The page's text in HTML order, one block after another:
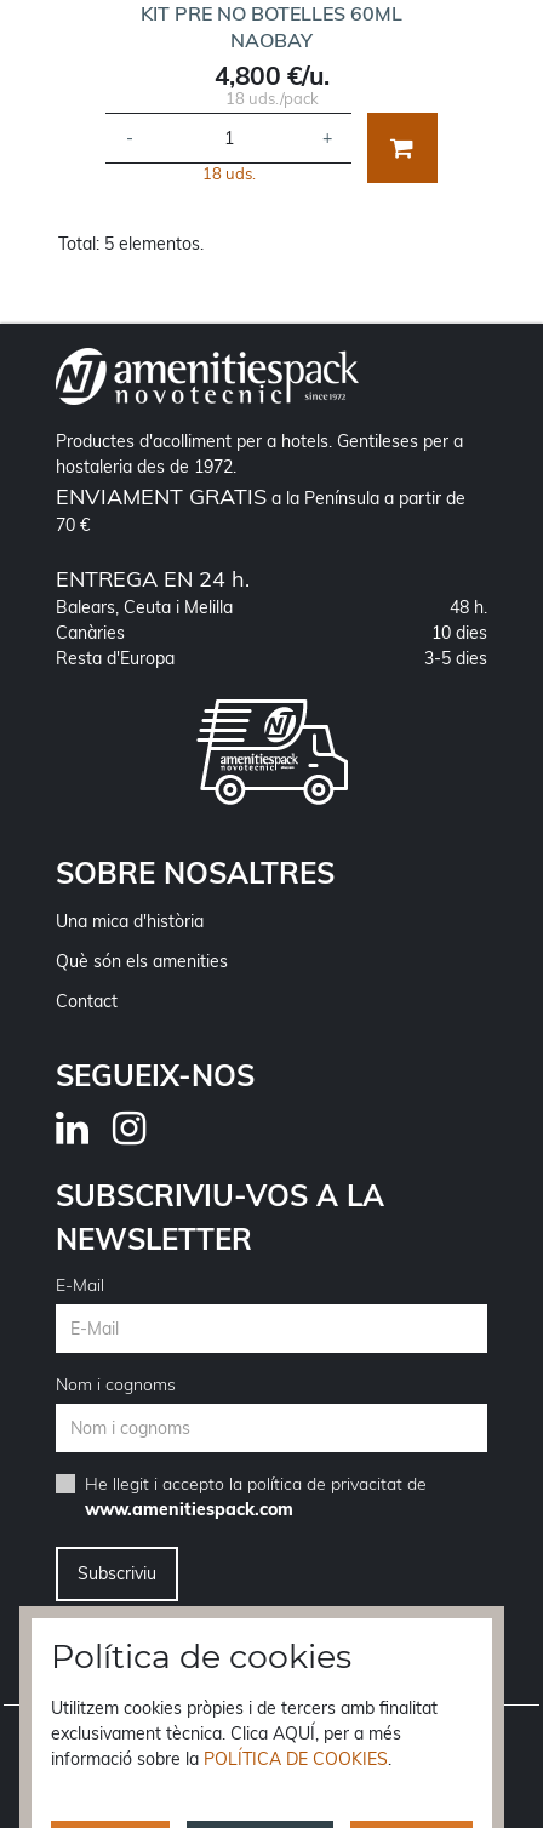
KIT PRE NO BOTELLES 60ML
NAOBAY
4,800 €/u.
18 uds./pack
- +
18 uds.
Total: 5 elementos.
Productes d'acolliment per a hotels. Gentileses per a
hostaleria des de 1972.
ENVIAMENT GRATISa la Península a partir de
70 €
ENTREGA EN 24 h.
Balears, Ceuta i Melilla
48 h.
Canàries
10 dies
Resta d'Europa
3-5 dies
SOBRE NOSALTRES
Una mica d'història
Què són els amenities
Contact
SEGUEIX-NOS
SUBSCRIVIU-VOS A LA
NEWSLETTER
E-Mail
Nom i cognoms
He llegit i accepto la política de privacitatde
www.amenitiespack.com
Vull donar-me de baixa del servei de newsletters
Avís legal
Política de cookies
Utilitzem cookies pròpies i de tercers amb finalitat
exclusivament tècnica. Clica AQUÍ, per a més
informació sobre la POLÍTICA DE COOKIES.